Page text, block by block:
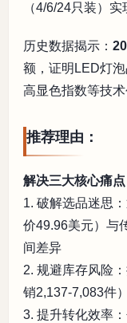
（4/6/24只装）
历史数据揭示：
额，证明LED灯
高显色指数等技
推荐理由：
解决三大核心痛点
1. 破解选品迷思
价49.96美元）与
间差异
2. 规避库存风险
销2,137-7,083件
3. 提升转化效率